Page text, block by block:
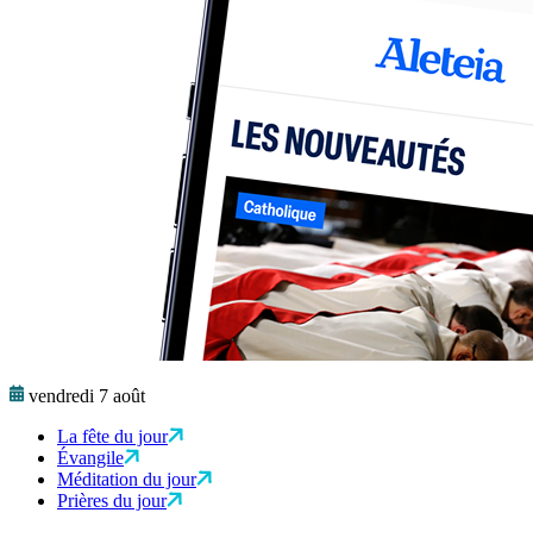
vendredi 7 août
La fête du jour
Évangile
Méditation du jour
Prières du jour